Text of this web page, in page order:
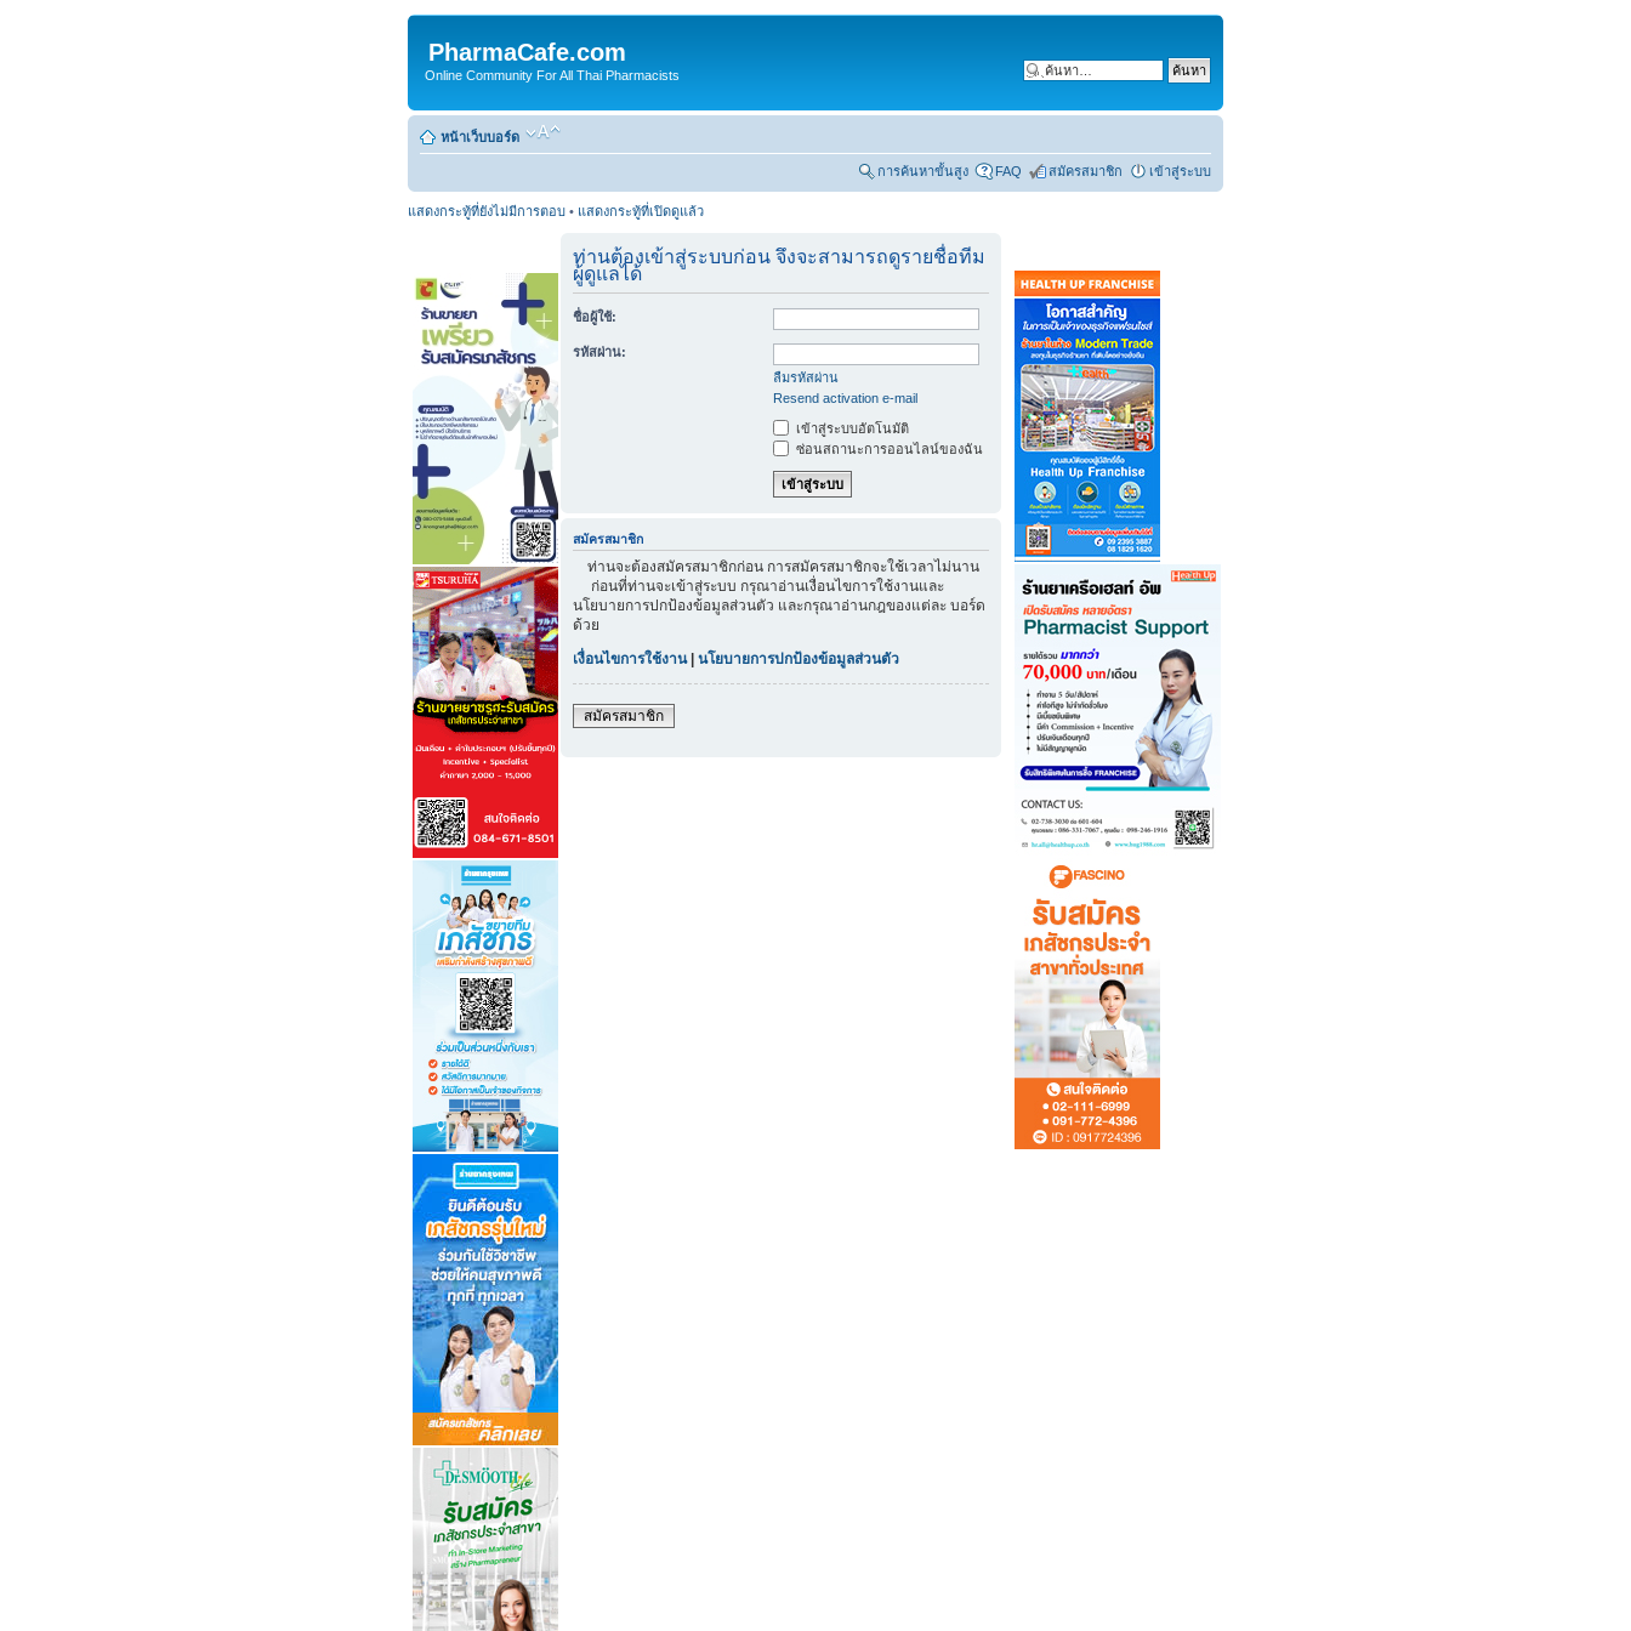
PharmaCafe.com
Online Community For All Thai Pharmacists
หน้าเว็บบอร์ด
การค้นหาขั้นสูง FAQ สมัครสมาชิก เข้าสู่ระบบ
แสดงกระทู้ที่ยังไม่มีการตอบ • แสดงกระทู้ที่เปิดดูแล้ว
ท่านต้องเข้าสู่ระบบก่อน จึงจะสามารถดูรายชื่อทีม
ผู้ดูแลได้
ชื่อผู้ใช้:
รหัสผ่าน:
ลืมรหัสผ่าน
Resend activation e-mail
เข้าสู่ระบบอัตโนมัติ
ซ่อนสถานะการออนไลน์ของฉัน
สมัครสมาชิก
ท่านจะต้องสมัครสมาชิกก่อน การสมัครสมาชิกจะใช้เวลาไม่นาน
ก่อนที่ท่านจะเข้าสู่ระบบ กรุณาอ่านเงื่อนไขการใช้งานและ
นโยบายการปกป้องข้อมูลส่วนตัว และกรุณาอ่านกฎของแต่ละ บอร์ด
ด้วย
เงื่อนไขการใช้งาน| นโยบายการปกป้องข้อมูลส่วนตัว
สมัครสมาชิก